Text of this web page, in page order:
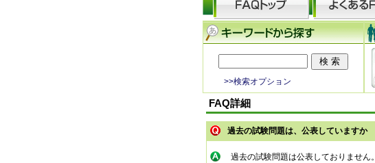
>>検索オプション
FAQ詳細
過去の試験問題は、公表していますか
過去の試験問題は公表しておりません。